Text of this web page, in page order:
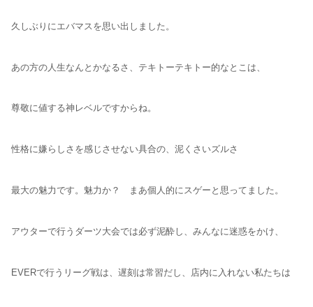
久しぶりにエバマスを思い出しました。
あの方の人生なんとかなるさ、テキトーテキトー的なとこは、
尊敬に値する神レベルですからね。
性格に嫌らしさを感じさせない具合の、泥くさいズルさ
最大の魅力です。魅力か？ まあ個人的にスゲーと思ってました。
アウターで行うダーツ大会では必ず泥酔し、みんなに迷惑をかけ、
EVERで行うリーグ戦は、遅刻は常習だし、店内に入れない私たちは